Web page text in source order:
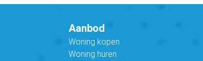
Aanbod
Woning kopen
Woning huren